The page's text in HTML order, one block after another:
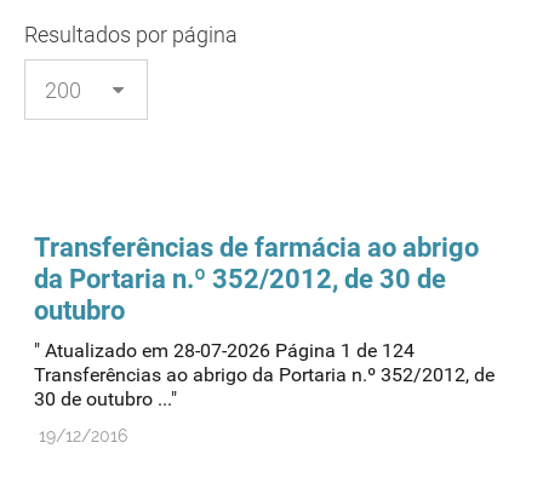
Resultados por página
Transferências de farmácia ao abrigo
da Portaria n.º 352/2012, de 30 de
outubro
" Atualizado em 28-07-2026 Página 1 de 124
Transferências ao abrigo da Portaria n.º 352/2012, de
30 de outubro ..."
19/12/2016